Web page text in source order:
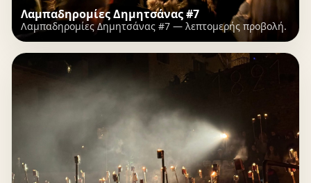
Λαμπαδηρομίες Δημητσάνας #7
Λαμπαδηρομίες Δημητσάνας #7 — λεπτομερής προβολή.